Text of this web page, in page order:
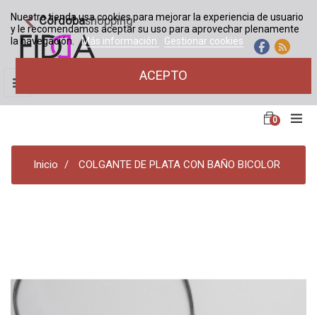
Córdobashopping
Navegación
de
palanca
☰
0
Nuestra tienda usa cookies para mejorar la experiencia de usuario
y le recomendamos aceptar su uso para aprovechar plenamente
la navegación.
Más información Gestionar cookies
ACEPTO
Inicio COLGANTE DE PLATA CON BAÑO BICOLOR